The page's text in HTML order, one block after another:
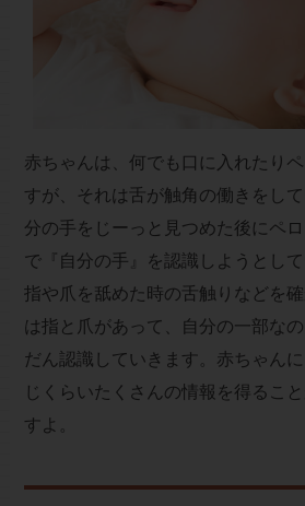
赤ちゃんは、何でも口に入れたり
すが、それは舌が触角の働きをし
分の手をじーっと見つめた後にペ
で『自分の手』を認識しようとして
指や爪を舐めた時の舌触りなどを
は指と爪があって、自分の一部な
だん認識していきます。赤ちゃん
じくらいたくさんの情報を得るこ
すよ。